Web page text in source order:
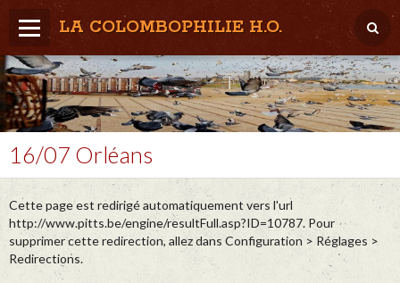
LA COLOMBOPHILIE H.O.
Home
Météo / Het weer
Lâcher / Los
Result. clubs, Provincial, (Inter)National
RFCB / KBDB
16/07 Orléans
Cette page est redirigé automatiquement vers l'url
http://www.pitts.be/engine/resultFull.asp?ID=10787. Pour
supprimer cette redirection, allez dans Configuration > Réglages >
Redirections.